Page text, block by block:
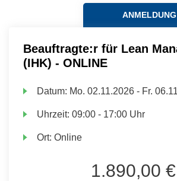
Beauftragte:r für Lean
(IHK) - ONLINE
Datum: Mo. 02.11.2026 - Fr.
Uhrzeit:09:00 - 17:00 Uhr
Ort:Online
1.890,00 €